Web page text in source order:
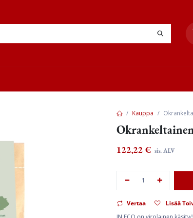
Kauppa
122,22€ sis. ALV
Vertaa
Lisää